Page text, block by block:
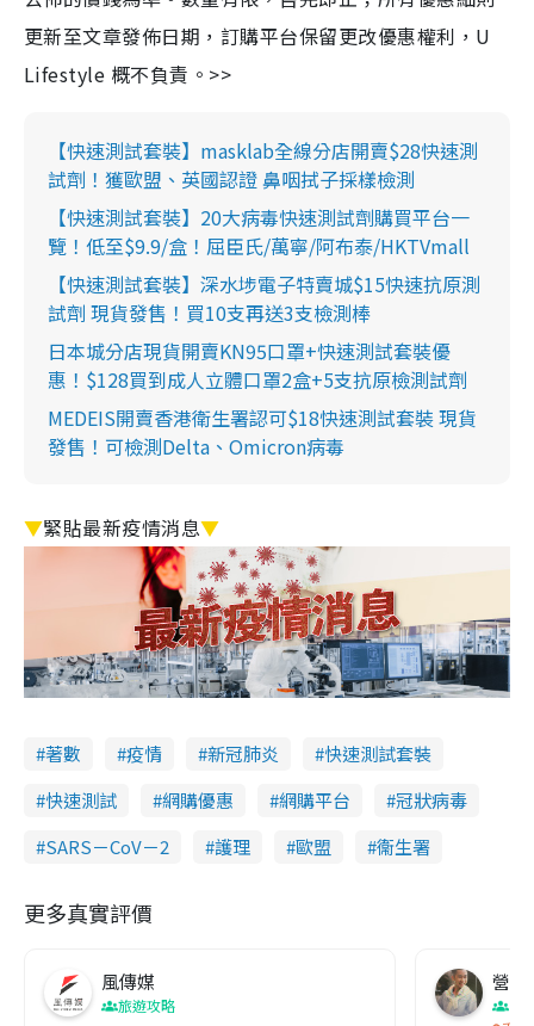
更新至文章發佈日期，訂購平台保留更改優惠權利，U
Lifestyle 概不負責。>>
【快速測試套裝】masklab全線分店開賣$28快速測
試劑！獲歐盟、英國認證 鼻咽拭子採樣檢測
【快速測試套裝】20大病毒快速測試劑購買平台一
覽！低至$9.9/盒！屈臣氏/萬寧/阿布泰/HKTVmall
【快速測試套裝】深水埗電子特賣城$15快速抗原測
試劑 現貨發售！買10支再送3支檢測棒
日本城分店現貨開賣KN95口罩+快速測試套裝優
惠！$128買到成人立體口罩2盒+5支抗原檢測試劑
MEDEIS開賣香港衛生署認可$18快速測試套裝 現貨
發售！可檢測Delta、Omicron病毒
▼緊貼最新疫情消息▼
著數 疫情 新冠肺炎
快速測試套裝
快速測試
網購優惠 網購平台
冠狀病毒
SARS－CoV－2
護理 歐盟 衞生署
更多真實評價
風傳媒
旅遊攻略
營養